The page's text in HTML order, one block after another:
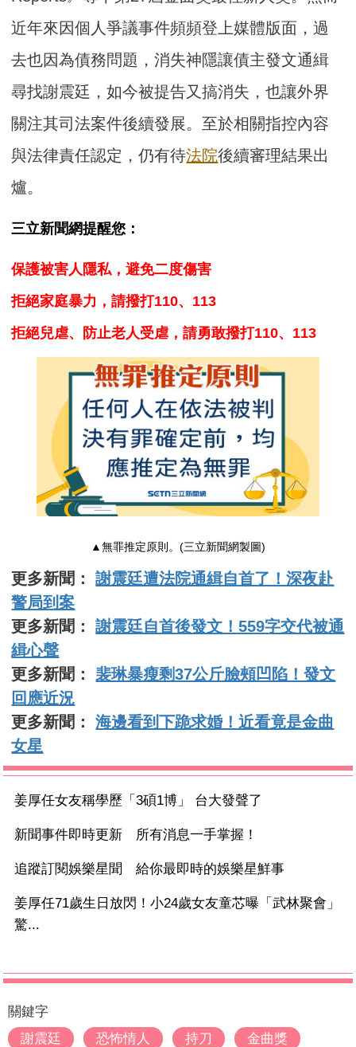
近年來因個人爭議事件頻頻登上媒體版面，過
去也因為債務問題，消失神隱讓債主發文通緝
尋找謝震廷，如今被提告又搞消失，也讓外界
關注其司法案件後續發展。至於相關指控內容
與法律責任認定，仍有待法院後續審理結果出
爐。
三立新聞網提醒您：
保護被害人隱私，避免二度傷害
拒絕家庭暴力，請撥打110、113
拒絕兒虐、防止老人受虐，請勇敢撥打110、113
▲無罪推定原則。(三立新聞網製圖)
更多新聞：謝震廷遭法院通緝自首了！深夜赴
警局到案
更多新聞：謝震廷自首後發文！559字交代被通
緝心聲
更多新聞： 裴琳暴瘦剩37公斤臉頰凹陷！發文
回應近況
更多新聞：海邊看到下跪求婚！近看竟是金曲
女星
姜厚任女友稱學歷「3碩1博」 台大發聲了
新聞事件即時更新 所有消息一手掌握！
追蹤訂閱娛樂星聞 給你最即時的娛樂星鮮事
姜厚任71歲生日放閃！小24歲女友童芯曝「武林聚會」
驚...
關鍵字
謝震廷
恐怖情人 持刀 金曲獎